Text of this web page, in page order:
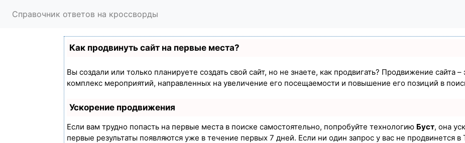
Справочник ответов на кроссворды
Как продвинуть сайт на первые места?
Вы создали или только планируете создать свой сайт, но не знаете, как продвигать? Продвижение сайта
комплекс мероприятий, направленных на увеличение его посещаемости и повышение его позиций в
Ускорение продвижения
Если вам трудно попасть на первые места в поиске самостоятельно, попробуйте технологию Буст, она
первые результаты появляются уже в течение первых 7 дней. Если ни один запрос у вас не продвинется в